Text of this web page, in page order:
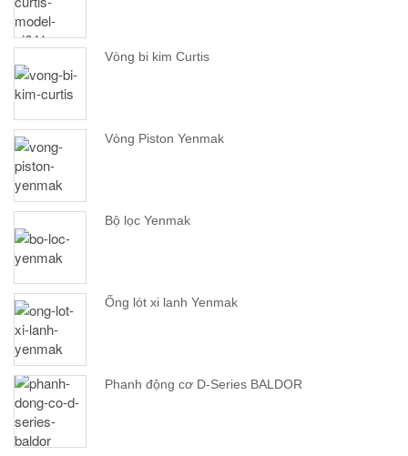
Vòng bi kim Curtis
Vòng Piston Yenmak
Bộ lọc Yenmak
Ống lót xi lanh Yenmak
Phanh động cơ D-Series BALDOR